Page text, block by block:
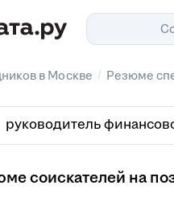
в Москве / Резюме
соискателей на